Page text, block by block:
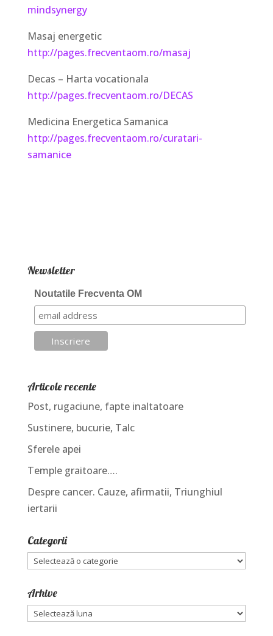
mindsynergy
Masaj energetic
http://pages.frecventaom.ro/masaj
Decas – Harta vocationala
http://pages.frecventaom.ro/DECAS
Medicina Energetica Samanica
http://pages.frecventaom.ro/curatari-
samanice
Newsletter
Noutatile Frecventa OM
Articole recente
Post, rugaciune, fapte inaltatoare
Sustinere, bucurie, Talc
Sferele apei
Temple graitoare….
Despre cancer. Cauze, afirmatii, Triunghiul
iertarii
Categorii
Categorii
Arhive
Arhive